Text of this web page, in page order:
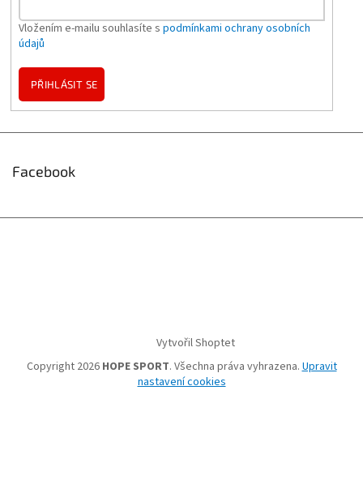
Vložením e-mailu souhlasíte s podmínkami ochrany osobních
údajů
PŘIHLÁSIT SE
Facebook
Vytvořil Shoptet
Copyright 2026 HOPE SPORT. Všechna práva vyhrazena. Upravit
nastavení cookies